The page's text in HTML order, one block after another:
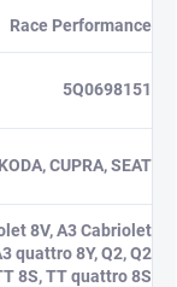
Race Performance
5Q0698151
CUPRA, SEAT
8V, A3 Cabriolet
quattro 8Y, Q2, Q2
8S, TT quattro 8S